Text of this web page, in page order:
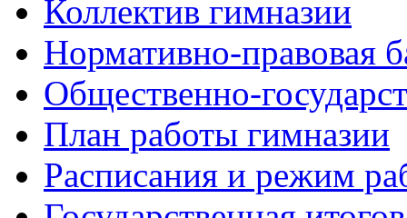
Коллектив гимназии
Нормативно-правовая
Общественно-
План работы гимназии
Расписания и режим